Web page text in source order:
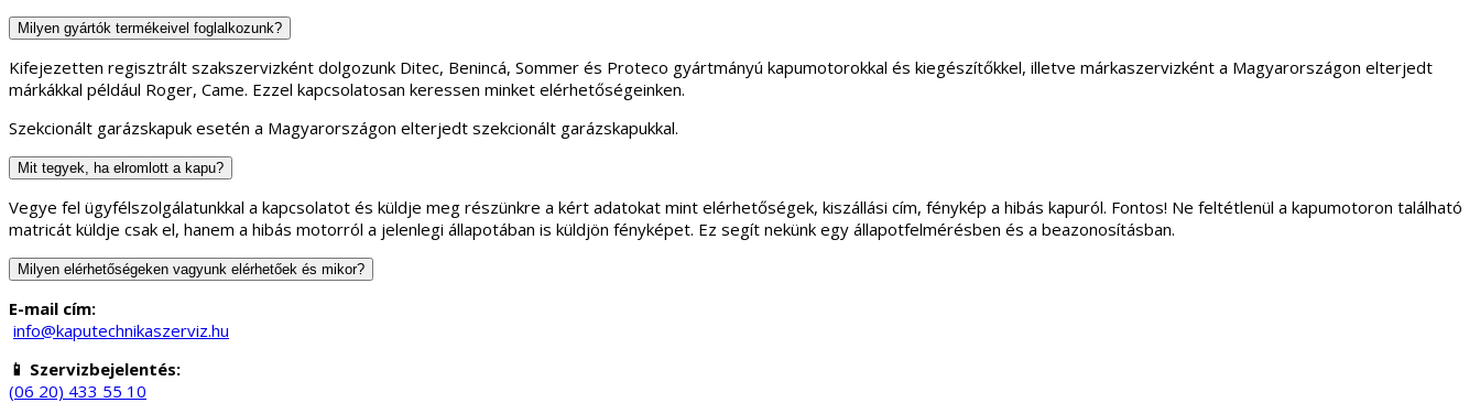
Milyen gyártók termékeivel foglalkozunk?
Kifejezetten regisztrált szakszervizként dolgozunk Ditec, Benincá, Sommer és Proteco gyártmányú kapumotorokkal és kiegészítőkkel, illetve márkaszervizként a Magyarországon elterjedt
márkákkal például Roger, Came. Ezzel kapcsolatosan keressen minket elérhetőségeinken.
Szekcionált garázskapuk esetén a Magyarországon elterjedt szekcionált garázskapukkal.
Mit tegyek, ha elromlott a kapu?
Vegye fel ügyfélszolgálatunkkal a kapcsolatot és küldje meg részünkre a kért adatokat mint elérhetőségek, kiszállási cím, fénykép a hibás kapuról. Fontos! Ne feltétlenül a kapumotoron található
matricát küldje csak el, hanem a hibás motorról a jelenlegi állapotában is küldjön fényképet. Ez segít nekünk egy állapotfelmérésben és a beazonosításban.
Milyen elérhetőségeken vagyunk elérhetőek és mikor?
E-mail cím:
info@kaputechnikaszerviz.hu
📱 Szervizbejelentés:
(06 20) 433 55 10